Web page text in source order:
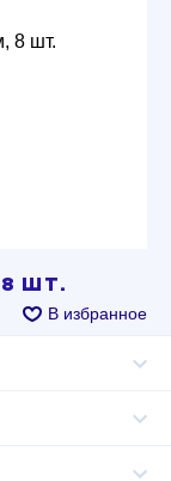
ШТ.
В избранное